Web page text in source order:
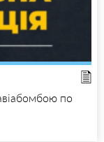
по